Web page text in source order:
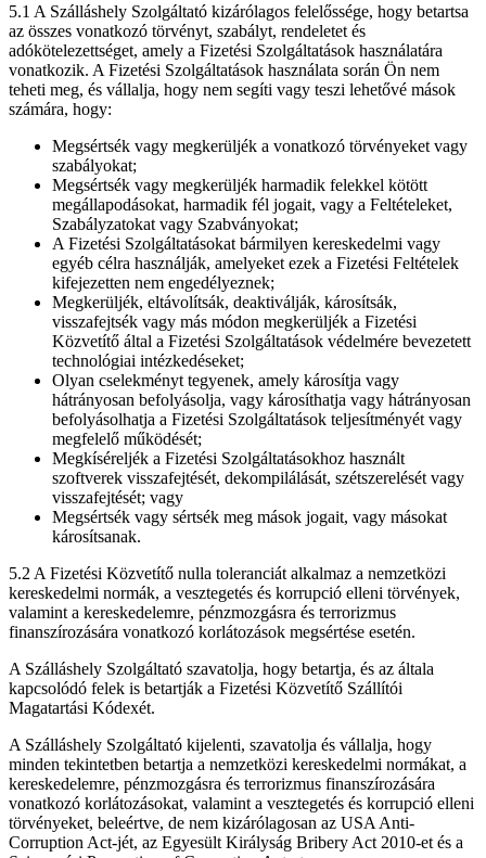
5.1 A Szálláshely Szolgáltató kizárólagos felelőssége, hogy betartsa
az összes vonatkozó törvényt, szabályt, rendeletet és
adókötelezettséget, amely a Fizetési Szolgáltatások használatára
vonatkozik. A Fizetési Szolgáltatások használata során Ön nem
teheti meg, és vállalja, hogy nem segíti vagy teszi lehetővé mások
számára, hogy:
Megsértsék vagy megkerüljék a vonatkozó törvényeket vagy
szabályokat;
Megsértsék vagy megkerüljék harmadik felekkel kötött
megállapodásokat, harmadik fél jogait, vagy a Feltételeket,
Szabályzatokat vagy Szabványokat;
A Fizetési Szolgáltatásokat bármilyen kereskedelmi vagy
egyéb célra használják, amelyeket ezek a Fizetési Feltételek
kifejezetten nem engedélyeznek;
Megkerüljék, eltávolítsák, deaktiválják, károsítsák,
visszafejtsék vagy más módon megkerüljék a Fizetési
Közvetítő által a Fizetési Szolgáltatások védelmére bevezetett
technológiai intézkedéseket;
Olyan cselekményt tegyenek, amely károsítja vagy
hátrányosan befolyásolja, vagy károsíthatja vagy hátrányosan
befolyásolhatja a Fizetési Szolgáltatások teljesítményét vagy
megfelelő működését;
Megkíséreljék a Fizetési Szolgáltatásokhoz használt
szoftverek visszafejtését, dekompilálását, szétszerelését vagy
visszafejtését; vagy
Megsértsék vagy sértsék meg mások jogait, vagy másokat
károsítsanak.
5.2 A Fizetési Közvetítő nulla toleranciát alkalmaz a nemzetközi
kereskedelmi normák, a vesztegetés és korrupció elleni törvények,
valamint a kereskedelemre, pénzmozgásra és terrorizmus
finanszírozására vonatkozó korlátozások megsértése esetén.
A Szálláshely Szolgáltató szavatolja, hogy betartja, és az általa
kapcsolódó felek is betartják a Fizetési Közvetítő Szállítói
Magatartási Kódexét.
A Szálláshely Szolgáltató kijelenti, szavatolja és vállalja, hogy
minden tekintetben betartja a nemzetközi kereskedelmi normákat, a
kereskedelemre, pénzmozgásra és terrorizmus finanszírozására
vonatkozó korlátozásokat, valamint a vesztegetés és korrupció elleni
törvényeket, beleértve, de nem kizárólagosan az USA Anti-
Corruption Act-jét, az Egyesült Királyság Bribery Act 2010-et és a